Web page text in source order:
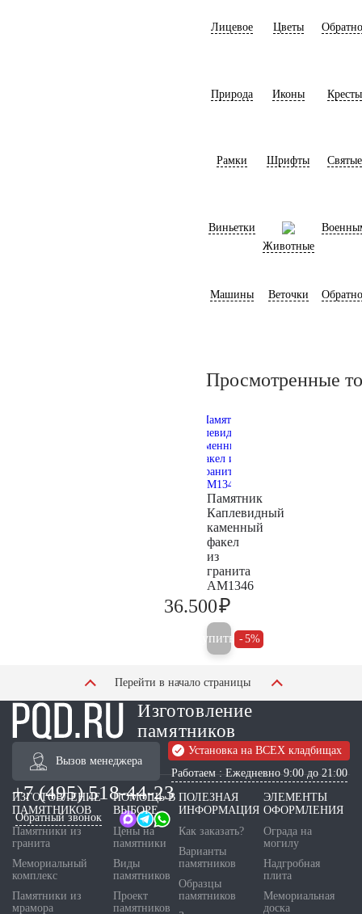
Лицевое Цветы
Природа Иконы Кресты
Рамки Шрифты Святые
Виньетки
Животные
Машины Веточки
Просмотренные
Памятник
Каплевидный
каменный
факел
из
гранита
AM1346
36.500₽
Купить 5%
Перейти в начало страницы
Изготовление
памятников
Вызов менеджера
Установка на ВСЕХ кладбищах
Работаем : Ежедневно 9:00 до 21:00
+7 (495) 518-44-23
Обратный звонок
ИЗГОТОВЛЕНИЕ
ПАМЯТНИКОВ
Памятники из
гранита
Мемориальный
комплекс
Памятники из
мрамора
ПОМОЩЬ В
ВЫБОРЕ
Цены на
памятники
Виды
памятников
Проект
памятников
ПОЛЕЗНАЯ
ИНФОРМАЦИЯ
Как заказать?
Варианты
памятников
Образцы
памятников
ЭЛЕМЕНТЫ
ОФОРМЛЕНИЯ
Ограда на
могилу
Надгробная
плита
Мемориальная
доска